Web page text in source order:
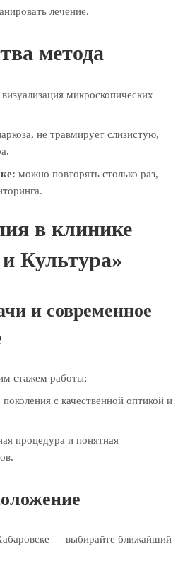
лечение.
метода
визуализация микроскопических
не травмирует слизистую,
можно повторять столько раз,
в клинике
Культура»
и современное
стажем работы;
с качественной оптикой и
процедура и понятная
— выбирайте ближайший